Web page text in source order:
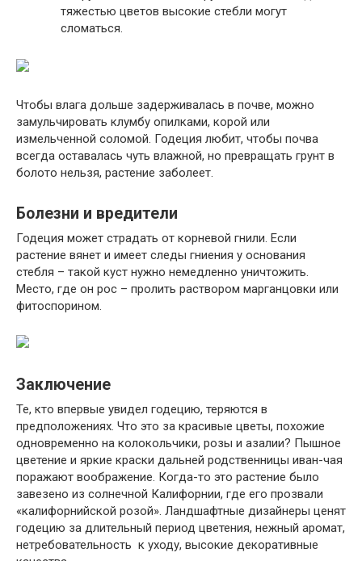
тяжестью цветов высокие стебли могут
сломаться.
Чтобы влага дольше задерживалась в почве, можно
замульчировать клумбу опилками, корой или
измельченной соломой. Годеция любит, чтобы почва
всегда оставалась чуть влажной, но превращать грунт в
болото нельзя, растение заболеет.
Болезни и вредители
Годеция может страдать от корневой гнили. Если
растение вянет и имеет следы гниения у основания
стебля – такой куст нужно немедленно уничтожить.
Место, где он рос – пролить раствором марганцовки или
фитоспорином.
Заключение
Те, кто впервые увидел годецию, теряются в
предположениях. Что это за красивые цветы, похожие
одновременно на колокольчики, розы и азалии? Пышное
цветение и яркие краски дальней родственницы иван-чая
поражают воображение. Когда-то это растение было
завезено из солнечной Калифорнии, где его прозвали
«калифорнийской розой». Ландшафтные дизайнеры ценят
годецию за длительный период цветения, нежный аромат,
нетребовательность к уходу, высокие декоративные